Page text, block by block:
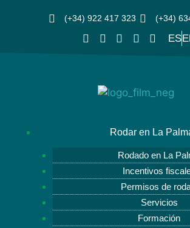
(+34) 922 417 323 (+34)
ES
Rodar en La
Rodado en La
Incentivos
Permisos de
Servicios
Formación